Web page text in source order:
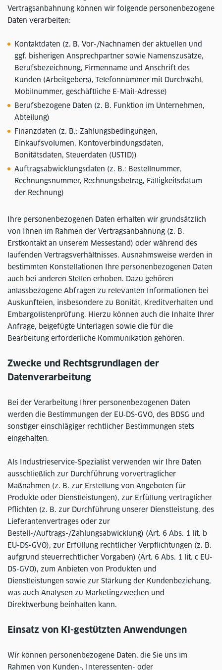
Vertragsanbahnung können wir folgende personenbezogene
Daten verarbeiten:
Kontaktdaten (z. B. Vor-/Nachnamen der aktuellen und
ggf. bisherigen Ansprechpartner sowie Namenszusätze,
Berufsbezeichnung, Firmenname und Anschrift des
Kunden (Arbeitgebers), Telefonnummer mit Durchwahl,
Mobilnummer, geschäftliche E-Mail-Adresse)
Berufsbezogene Daten (z. B. Funktion im Unternehmen,
Abteilung)
Finanzdaten (z. B.: Zahlungsbedingungen,
Einkaufsvolumen, Kontoverbindungsdaten,
Bonitätsdaten, Steuerdaten (USTID))
Auftragsabwicklungsdaten (z. B.: Bestellnummer,
Rechnungsnummer, Rechnungsbetrag, Fälligkeitsdatum
der Rechnung)
Ihre personenbezogenen Daten erhalten wir grundsätzlich
von Ihnen im Rahmen der Vertragsanbahnung (z. B.
Erstkontakt an unserem Messestand) oder während des
laufenden Vertragsverhältnisses. Ausnahmsweise werden in
bestimmten Konstellationen Ihre personenbezogenen Daten
auch bei anderen Stellen erhoben. Dazu gehören
anlassbezogene Abfragen zu relevanten Informationen bei
Auskunfteien, insbesondere zu Bonität, Kreditverhalten und
Embargolistenprüfung. Hierzu können auch die Inhalte Ihrer
Anfrage, beigefügte Unterlagen sowie die für die
Bearbeitung erforderliche Kommunikation gehören.
Zwecke und Rechtsgrundlagen der
Datenverarbeitung
Bei der Verarbeitung Ihrer personenbezogenen Daten
werden die Bestimmungen der EU‑DS-GVO, des BDSG und
sonstiger einschlägiger rechtlicher Bestimmungen stets
eingehalten.
Als Industrieservice-Spezialist verwenden wir Ihre Daten
ausschließlich zur Durchführung vorvertraglicher
Maßnahmen (z. B. zur Erstellung von Angeboten für
Produkte oder Dienstleistungen), zur Erfüllung vertraglicher
Pflichten (z. B. zur Durchführung unserer Dienstleistung, des
Lieferantenvertrages oder zur
Bestell-/Auftrags-/Zahlungsabwicklung) (Art. 6 Abs. 1 lit. b
EU-DS-GVO), zur Erfüllung rechtlicher Verpflichtungen (z. B.
aufgrund steuerrechtlicher Vorgaben) (Art. 6 Abs. 1 lit. c EU-
DS-GVO), zum Anbieten von Produkten und
Dienstleistungen sowie zur Stärkung der Kundenbeziehung,
was auch Analysen zu Marketingzwecken und
Direktwerbung beinhalten kann.
Einsatz von KI-gestützten Anwendungen
Wir können personenbezogene Daten, die Sie uns im
Rahmen von Kunden-, Interessenten- oder